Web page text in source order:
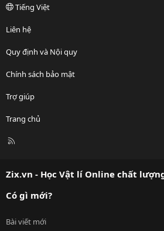
Tiếng Việt
Liên hệ
Quy định và Nội quy
Chính sách bảo mật
Trợ giúp
Trang chủ
R
Zix.vn - Học Vật lí Online chất
Có gì mới?
Bài viết mới